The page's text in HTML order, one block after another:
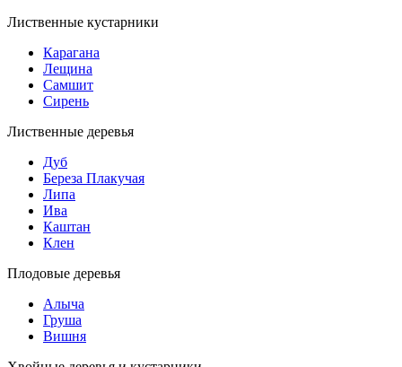
Лиственные кустарники
Карагана
Лещина
Самшит
Сирень
Лиственные деревья
Дуб
Береза Плакучая
Липа
Ива
Каштан
Клен
Плодовые деревья
Алыча
Груша
Вишня